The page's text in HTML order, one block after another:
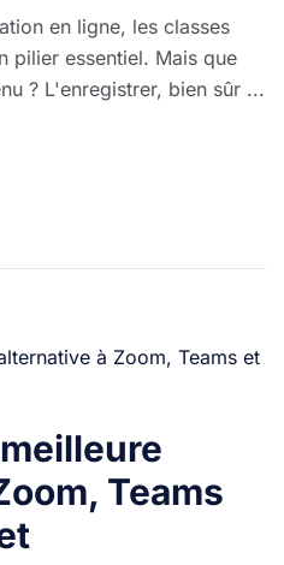
en ligne, les classes
pilier essentiel. Mais que
? L'enregistrer, bien sûr ...
Teams